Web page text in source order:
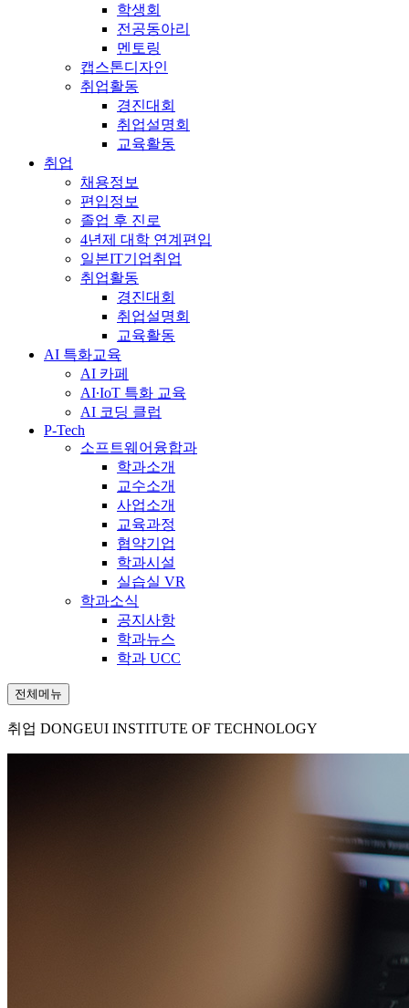
학생회
전공동아리
멘토링
캡스톤디자인
취업활동
경진대회
취업설명회
교육활동
취업
채용정보
편입정보
졸업 후 진로
4년제 대학 연계편입
일본IT기업취업
취업활동
경진대회
취업설명회
교육활동
AI 특화교육
AI 카페
AI∙IoT 특화 교육
AI 코딩 클럽
P-Tech
소프트웨어융합과
학과소개
교수소개
사업소개
교육과정
협약기업
학과시설
실습실 VR
학과소식
공지사항
학과뉴스
학과 UCC
전체메뉴
취업 DONGEUI INSTITUTE OF TECHNOLOGY